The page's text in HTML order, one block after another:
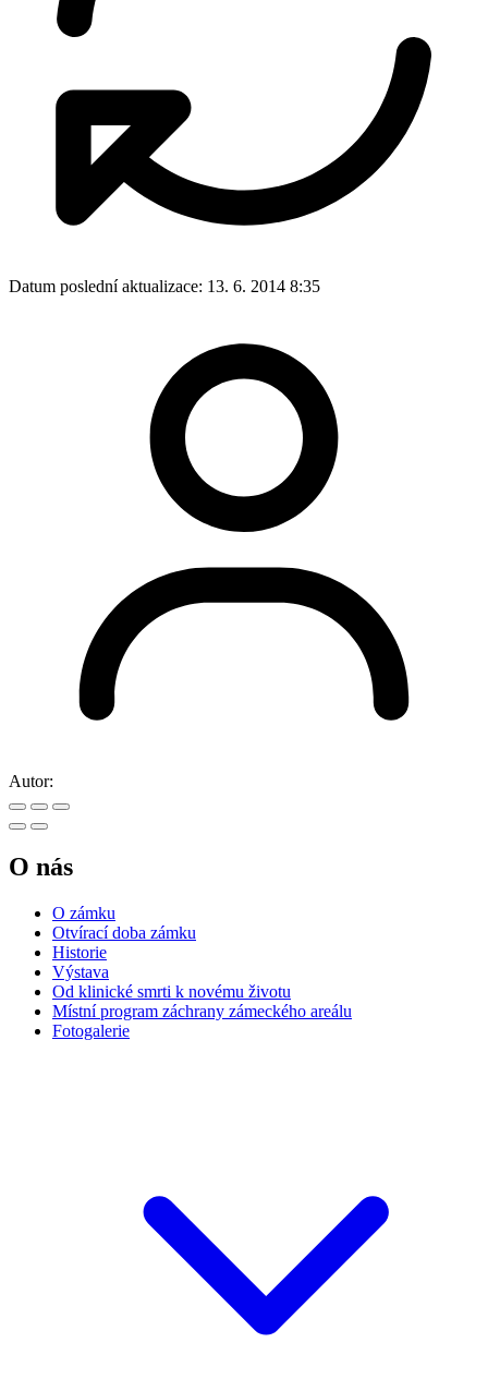
Datum poslední aktualizace: 13. 6. 2014 8:35
Autor:
O nás
O zámku
Otvírací doba zámku
Historie
Výstava
Od klinické smrti k novému životu
Místní program záchrany zámeckého areálu
Fotogalerie